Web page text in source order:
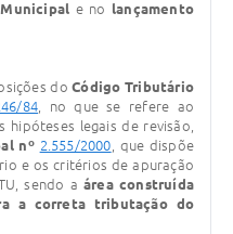
e no lançamento
doCódigo Tributário
84 , no que se refere ao
hipóteses legais de revisão,
nº 2.555/2000 , que dispõe
e os critérios de apuração
sendo aárea construída
a correta tributação do